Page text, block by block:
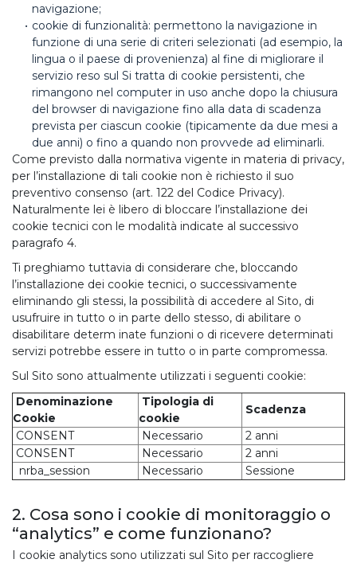
navigazione;
cookie di funzionalità: permettono la navigazione in
funzione di una serie di criteri selezionati (ad esempio, la
lingua o il paese di provenienza) al fine di migliorare il
servizio reso sul Si tratta di cookie persistenti, che
rimangono nel computer in uso anche dopo la chiusura
del browser di navigazione fino alla data di scadenza
prevista per ciascun cookie (tipicamente da due mesi a
due anni) o fino a quando non provvede ad eliminarli.
Come previsto dalla normativa vigente in materia di privacy,
per l’installazione di tali cookie non è richiesto il suo
preventivo consenso (art. 122 del Codice Privacy).
Naturalmente lei è libero di bloccare l’installazione dei
cookie tecnici con le modalità indicate al successivo
paragrafo 4.
Ti preghiamo tuttavia di considerare che, bloccando
l’installazione dei cookie tecnici, o successivamente
eliminando gli stessi, la possibilità di accedere al Sito, di
usufruire in tutto o in parte dello stesso, di abilitare o
disabilitare determ inate funzioni o di ricevere determinati
servizi potrebbe essere in tutto o in parte compromessa.
Sul Sito sono attualmente utilizzati i seguenti cookie:
Denominazione
Cookie
Tipologia di
cookie
Scadenza
CONSENT
Necessario
2 anni
CONSENT
Necessario
2 anni
nrba_session
Necessario Sessione
2. Cosa sono i cookie di monitoraggio o
“analytics” e come funzionano?
I cookie analytics sono utilizzati sul Sito per raccogliere